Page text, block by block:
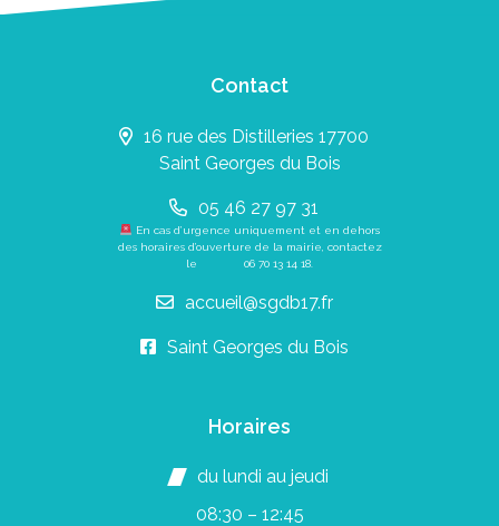
Contact
16 rue des Distilleries 17700
Saint Georges du Bois
05 46 27 97 31
En cas d’urgence uniquement et en dehors
des horaires d’ouverture de la mairie, contactez
le 06 70 13 14 18
accueil@sgdb17.fr
Saint Georges du Bois
Horaires
du lundi au jeudi
08:30 – 12:45